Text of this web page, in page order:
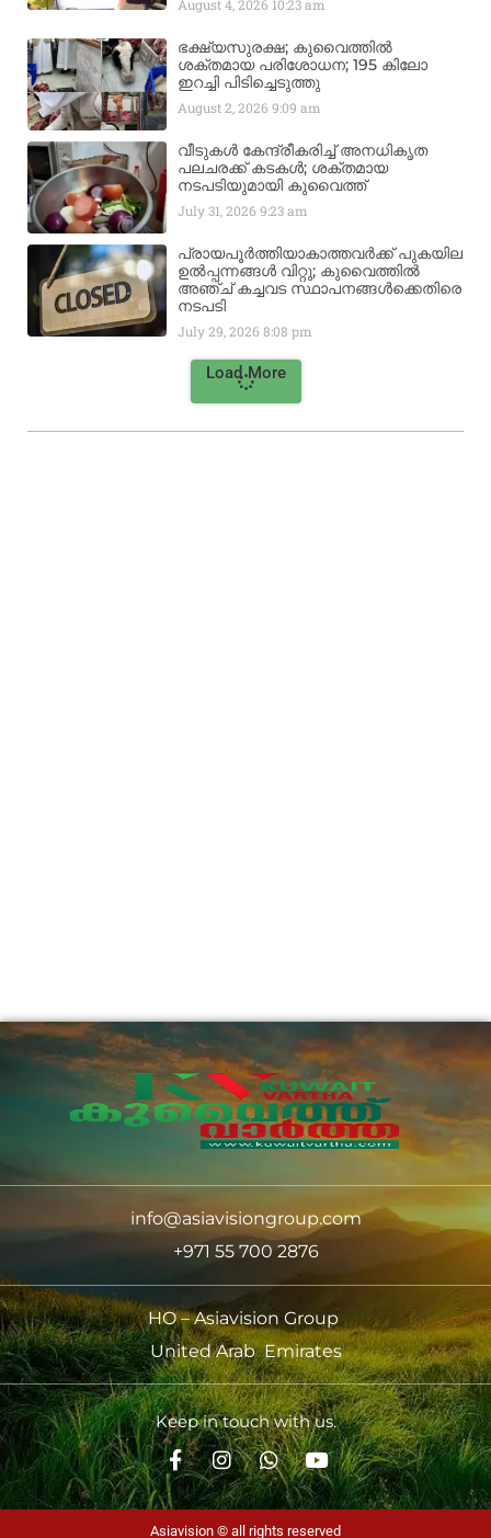
August 4, 2026 10:23 am
ഭക്ഷ്യസുരക്ഷ; കുവൈത്തിൽ
ശക്തമായ പരിശോധന; 195 കിലോ
ഇറച്ചി പിടിച്ചെടുത്തു
August 2, 20269:09 am
വീടുകൾ കേന്ദ്രീകരിച്ച് അനധികൃത
പലചരക്ക് കടകൾ; ശക്തമായ
നടപടിയുമായി കുവൈത്ത്
July 31, 20269:23 am
പ്രായപൂർത്തിയാകാത്തവർക്ക് പുകയില
ഉൽപ്പന്നങ്ങൾ വിറ്റു; കുവൈത്തിൽ
അഞ്ച് കച്ചവട സ്ഥാപനങ്ങൾക്കെതിരെ
നടപടി
July 29, 20268:08 pm
Load More
info@asiavisiongroup.com
+971 55 700 2876
HO – Asiavision Group
United Arab Emirates
Keep in touch with us.
Asiavision © all rights reserved